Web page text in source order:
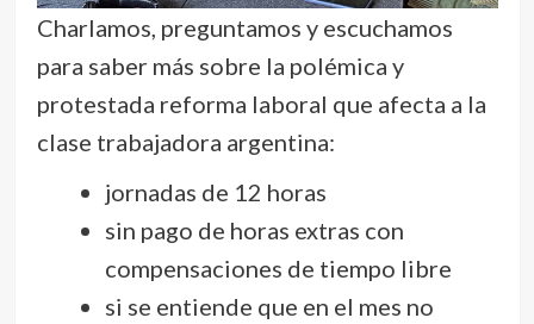
Charlamos, preguntamos y escuchamos
para saber más sobre la polémica y
protestada reforma laboral que afecta a la
clase trabajadora argentina:
jornadas de 12 horas
sin pago de horas extras con
compensaciones de tiempo libre
si se entiende que en el mes no